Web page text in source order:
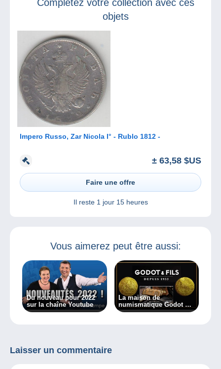
Complétez votre collection avec ces
objets
Impero Russo, Zar Nicola I° - Rublo 1812 -
± 63,58 $US
Faire une offre
Il reste 1 jour 15 heures
Vous aimerez peut être aussi:
Du nouveau pour 2022
sur la chaîne Youtube
La maison de
numismatique Godot et
fils rejoint la
Laisser un commentaire